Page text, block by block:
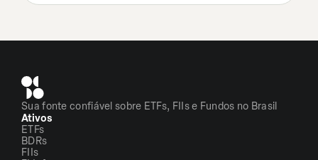
Sua fonte confiável sobre ETFs, FIIs e Fundos no Brasil
Ativos
ETFs
BDRs
FIIs